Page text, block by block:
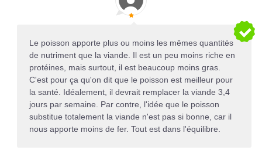
Le poisson apporte plus ou moins les mêmes quantités
de nutriment que la viande. Il est un peu moins riche en
protéines, mais surtout, il est beaucoup moins gras.
C'est pour ça qu'on dit que le poisson est meilleur pour
la santé. Idéalement, il devrait remplacer la viande 3,4
jours par semaine. Par contre, l'idée que le poisson
substitue totalement la viande n'est pas si bonne, car il
nous apporte moins de fer. Tout est dans l'équilibre.